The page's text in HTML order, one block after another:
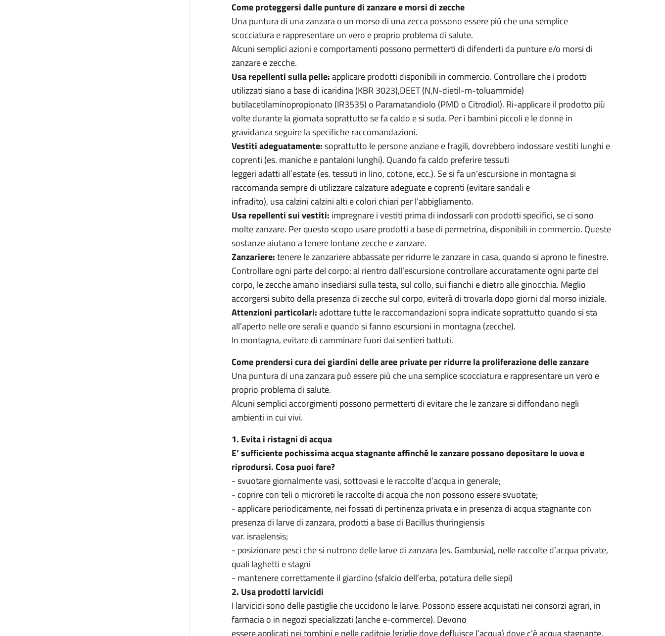
Come proteggersi dalle punture di zanzare e morsi di zecche
Una puntura di una zanzara o un morso di una zecca possono essere più che una semplice
scocciatura e rappresentare un vero e proprio problema di salute.
Alcuni semplici azioni e comportamenti possono permetterti di difenderti da punture e/o morsi di
zanzare e zecche.
Usa repellenti sulla pelle:applicare prodotti disponibili in commercio. Controllare che i prodotti
utilizzati siano a base di icaridina (KBR 3023),DEET (N,N-dietil-m-toluammide)
butilacetilaminopropionato (IR3535) o Paramatandiolo (PMD o Citrodiol). Ri-applicare il prodotto più
volte durante la giornata soprattutto se fa caldo e si suda. Per i bambini piccoli e le donne in
gravidanza seguire la specifiche raccomandazioni.
Vestiti adeguatamente:soprattutto le persone anziane e fragili, dovrebbero indossare vestiti lunghi e
coprenti (es. maniche e pantaloni lunghi). Quando fa caldo preferire tessuti
leggeri adatti all’estate (es. tessuti in lino, cotone, ecc.). Se si fa un'escursione in montagna si
raccomanda sempre di utilizzare calzature adeguate e coprenti (evitare sandali e
infradito), usa calzini calzini alti e colori chiari per l’abbigliamento.
Usa repellenti sui vestiti: impregnare i vestiti prima di indossarli con prodotti specifici, se ci sono
molte zanzare. Per questo scopo usare prodotti a base di permetrina, disponibili in commercio. Queste
sostanze aiutano a tenere lontane zecche e zanzare.
Zanzariere:tenere le zanzariere abbassate per ridurre le zanzare in casa, quando si aprono le finestre.
Controllare ogni parte del corpo: al rientro dall’escursione controllare accuratamente ogni parte del
corpo, le zecche amano insediarsi sulla testa, sul collo, sui fianchi e dietro alle ginocchia. Meglio
accorgersi subito della presenza di zecche sul corpo, eviterà di trovarla dopo giorni dal morso iniziale.
Attenzioni particolari:adottare tutte le raccomandazioni sopra indicate soprattutto quando si sta
all’aperto nelle ore serali e quando si fanno escursioni in montagna (zecche).
In montagna, evitare di camminare fuori dai sentieri battuti.
Come prendersi cura dei giardini delle aree private per ridurre la proliferazione delle zanzare
Una puntura di una zanzara può essere più che una semplice scocciatura e rappresentare un vero e
proprio problema di salute.
Alcuni semplici accorgimenti possono permetterti di evitare che le zanzare si diffondano negli
ambienti in cui vivi.
1. Evita i ristagni di acqua
E’ sufficiente pochissima acqua stagnante affinché le zanzare possano depositare le uova e
riprodursi. Cosa puoi fare?
- svuotare giornalmente vasi, sottovasi e le raccolte d’acqua in generale;
- coprire con teli o microreti le raccolte di acqua che non possono essere svuotate;
- applicare periodicamente, nei fossati di pertinenza privata e in presenza di acqua stagnante con
presenza di larve di zanzara, prodotti a base di Bacillus thuringiensis
var. israelensis;
- posizionare pesci che si nutrono delle larve di zanzara (es. Gambusia), nelle raccolte d’acqua private,
quali laghetti e stagni
- mantenere correttamente il giardino (sfalcio dell’erba, potatura delle siepi)
2. Usa prodotti larvicidi
I larvicidi sono delle pastiglie che uccidono le larve. Possono essere acquistati nei consorzi agrari, in
farmacia o in negozi specializzati (anche e-commerce). Devono
essere applicati nei tombini e nelle caditoie (griglie dove defluisce l’acqua) dove c’è acqua stagnante.